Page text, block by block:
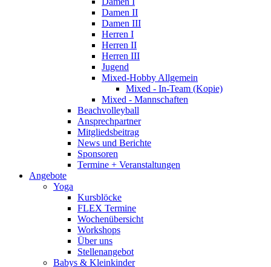
Damen II
Damen III
Herren I
Herren II
Herren III
Jugend
Mixed-Hobby Allgemein
Mixed - In-Team (Kopie)
Mixed - Mannschaften
Beachvolleyball
Ansprechpartner
Mitgliedsbeitrag
News und Berichte
Sponsoren
Termine + Veranstaltungen
Angebote
Yoga
Kursblöcke
FLEX Termine
Wochenübersicht
Workshops
Über uns
Stellenangebot
Babys & Kleinkinder